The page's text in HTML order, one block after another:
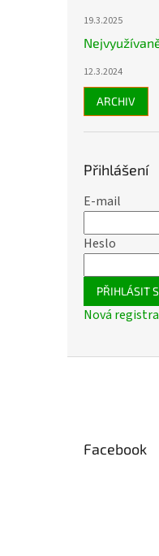
19.3.2025
12.3.2024
ARCHIV
Přihlášení
E-mail
Heslo
PŘIHLÁSIT
Nová
Facebook